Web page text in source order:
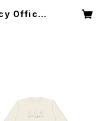
Officia